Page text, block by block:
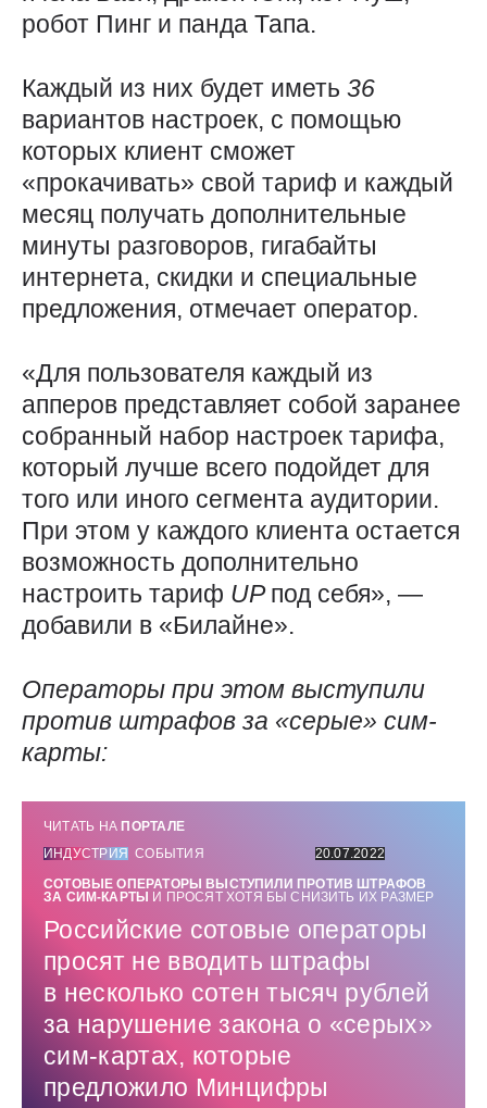
робот Пинг и панда Тапа.
Каждый из них будет иметь 36
вариантов настроек, с помощью
которых клиент сможет
«прокачивать» свой тариф и каждый
месяц получать дополнительные
минуты разговоров, гигабайты
интернета, скидки и специальные
предложения, отмечает оператор.
«Для пользователя каждый из
апперов представляет собой заранее
собранный набор настроек тарифа,
который лучше всего подойдет для
того или иного сегмента аудитории.
При этом у каждого клиента остается
возможность дополнительно
настроить тариф UPпод себя», —
добавили в «Билайне».
Операторы при этом выступили
против штрафов за «серые» сим-
карты:
ЧИТАТЬ НА ПОРТАЛЕ
ИНДУСТРИЯ СОБЫТИЯ
20.07.2022
СОТОВЫЕ ОПЕРАТОРЫ ВЫСТУПИЛИ ПРОТИВ ШТРАФОВ
ЗА СИМ-КАРТЫ
И ПРОСЯТ ХОТЯ БЫ СНИЗИТЬ ИХ РАЗМЕР
Российские сотовые операторы
просят не вводить штрафы
в несколько сотен тысяч рублей
за нарушение закона о «серых»
сим-картах, которые
предложило Минцифры